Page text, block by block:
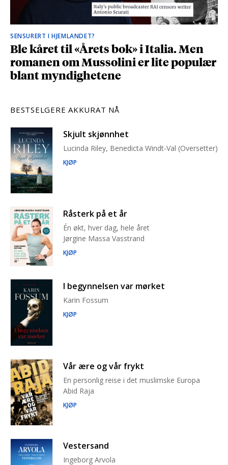
SENSURERT I HJEMLANDET?
Ble kåret til «Årets bok» i Italia. Men
romanen om Mussolini er lite populær
blant myndighetene
BESTSELGERE AKKURAT NÅ
Skjult skjønnhet
Lucinda Riley, Benedicta Windt-Val (Oversetter)
KJØP
Råsterk på et år
Én økt, hver dag, hele året
Jørgine Massa Vasstrand
KJØP
I begynnelsen var mørket
Karin Fossum
KJØP
Vår ære og vår frykt
En personlig reise i det muslimske Europa
Abid Raja
KJØP
Vestersand
Ingeborg Arvola